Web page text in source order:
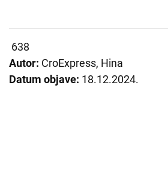
638
Autor: CroExpress, Hina
Datum objave: 18.12.2024.